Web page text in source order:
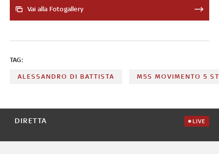
Montecitorio e 112 posti a Palazzo Madama. Il
Vai alla Fotogallery
TAG:
ALESSANDRO DI BATTISTA M5S MOVIMENTO 5
DIRETTA LIVE